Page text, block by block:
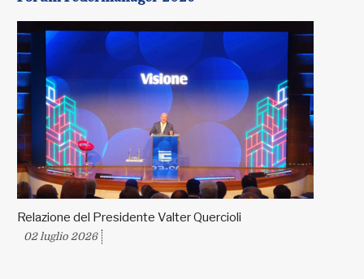
Relazione del Presidente Valter Quercioli
02 luglio 2026